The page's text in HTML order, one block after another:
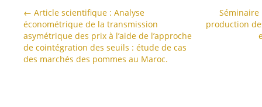
← Article scientifique : Analyse
économétrique de la transmission
asymétrique des prix à l’aide de l’approche
de cointégration des seuils : étude de cas
des marchés des pommes au Maroc.
production